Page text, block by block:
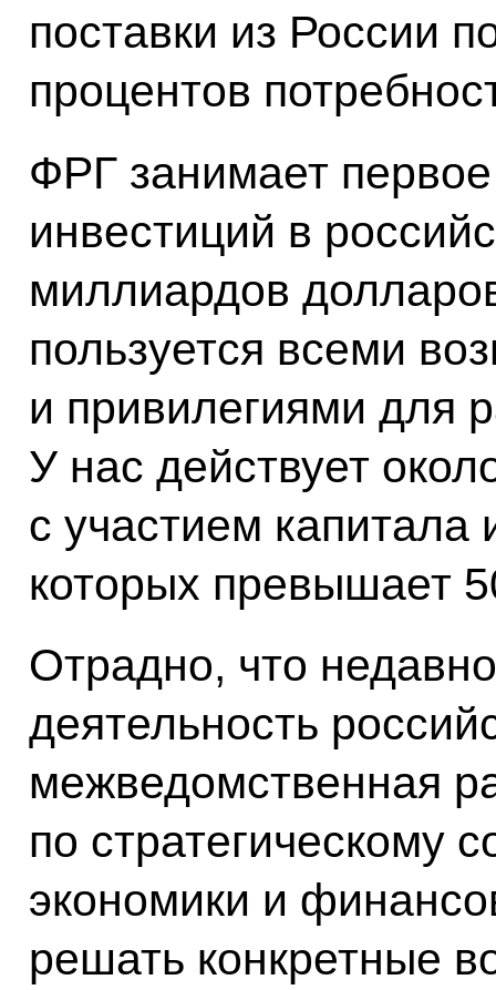
поставки из России
процентов
ФРГ занимает
инвестиций в
миллиардов
пользуется всеми
и привилегиями для
У нас действует
с участием
которых превышает
Отрадно, что
деятельность
межведомственная
по стратегическому
экономики и
решать конкретные